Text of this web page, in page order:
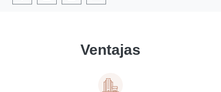
Ventajas